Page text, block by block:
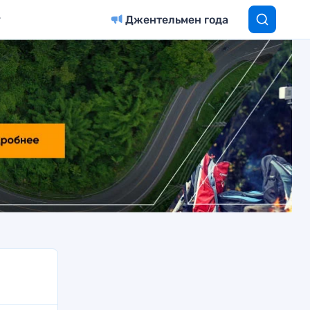
Джентельмен года